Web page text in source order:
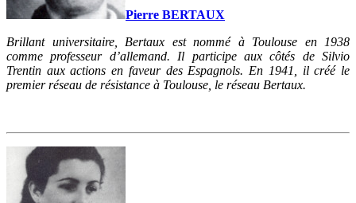
Pierre BERTAUX
Brillant universitaire, Bertaux est nommé à Toulouse en 1938
comme professeur d’allemand. Il participe aux côtés de Silvio
Trentin aux actions en faveur des Espagnols. En 1941, il créé le
premier réseau de résistance à Toulouse, le réseau Bertaux.